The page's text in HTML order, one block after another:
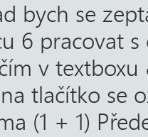
bych se
6 pracovat
v
tlačítko se
(1 + 1)